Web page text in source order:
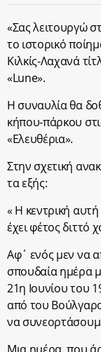
«Σας λειτουργώ
το ιστορικό
Κιλκίς-Λαχανά
«Lune».
Η συναυλία θα
κήπου-πάρκου
«Ελευθέρια».
Στην σχετική
τα εξής:
« H κεντρική
έχει φέτος διττό
Αφ΄ ενός μεν να
σπουδαία ημέρα
21η Ιουνίου του
από του
να
Μια ημέρα, που